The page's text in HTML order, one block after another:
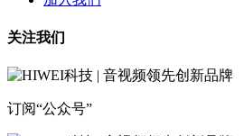
关注我们
订阅“公众号”